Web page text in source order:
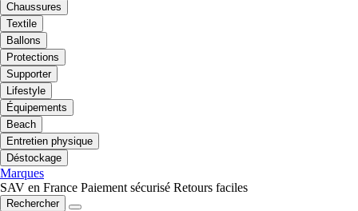
Chaussures
Textile
Ballons
Protections
Supporter
Lifestyle
Équipements
Beach
Entretien physique
Déstockage
Marques
SAV en France Paiement sécurisé Retours faciles
Rechercher